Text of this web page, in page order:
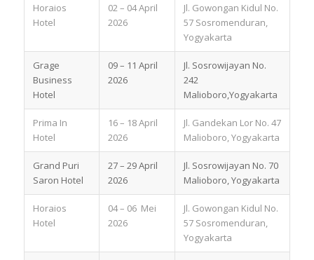
Horaios
Hotel
02 – 04 April
2026
Jl. Gowongan Kidul No.
57 Sosromenduran,
Yogyakarta
Grage
Business
Hotel
09 – 11 April
2026
Jl. Sosrowijayan No.
242
Malioboro,Yogyakarta
Prima In
Hotel
16 – 18 April
2026
Jl. Gandekan Lor No. 47
Malioboro, Yogyakarta
Grand Puri
Saron Hotel
27 – 29 April
2026
Jl. Sosrowijayan No. 70
Malioboro, Yogyakarta
Horaios
Hotel
04 – 06 Mei
2026
Jl. Gowongan Kidul No.
57 Sosromenduran,
Yogyakarta